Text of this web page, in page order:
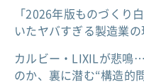
「2026年版ものづくり
いたヤバすぎる製造業の
カルビー・LIXILが悲鳴
のか、裏に潜む“構造的